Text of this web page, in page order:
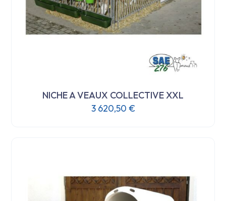
NICHE A VEAUX COLLECTIVE XXL
3 620,50 €